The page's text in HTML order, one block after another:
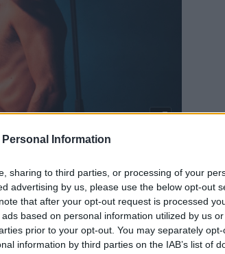
Information
sharing to third parties, or processing of your
advertising by us, please use the below opt-out
that after your opt-out request is processed
based on personal information utilized by us
prior to your opt-out. You may separately
information by third parties on the IAB’s list of
mint bármi mást, hogy nekem
hogy mindkettő magyar.